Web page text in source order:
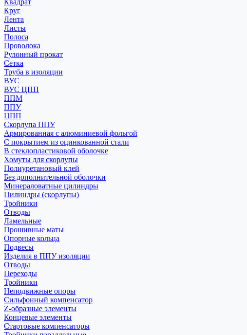
Квадрат
Круг
Лента
Листы
Полоса
Проволока
Рулонный прокат
Сетка
Труба в изоляции
ВУС
ВУС ЦПП
ППМ
ППУ
ЦПП
Скорлупа ППУ
Армированная с алюминиевой фольгой
С покрытием из оцинкованной стали
В стеклопластиковой оболочке
Хомуты для скорлупы
Полиуретановый клей
Без дополнительной оболочки
Минераловатные цилиндры
Цилиндры (скорлупы)
Тройники
Отводы
Ламельные
Прошивные маты
Опорные кольца
Подвесы
Изделия в ППУ изоляции
Отводы
Переходы
Тройники
Неподвижные опоры
Cильфонный компенсатор
Z-образные элементы
Концевые элементы
Стартовые компенсаторы